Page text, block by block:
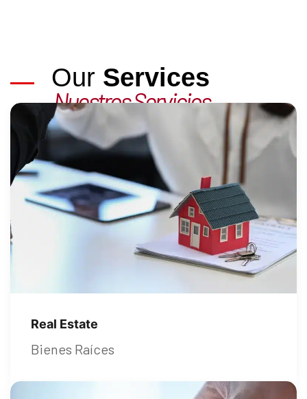
Our Services
Nuestros Servicios
Real Estate
Bienes Raíces